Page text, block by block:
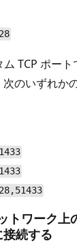
TCP ポー
のいずれか
トワーク上
続する